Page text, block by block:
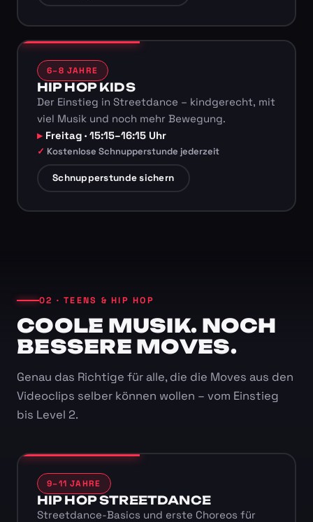
6–8 JAHRE
HIP HOP KIDS
Der Einstieg in Streetdance – kindgerecht, mit
viel Musik und noch mehr Bewegung.
Freitag · 15:15–16:15 Uhr
Kostenlose Schnupperstunde jederzeit
Schnupperstunde sichern
02 · TEENS & HIP HOP
COOLE MUSIK. NOCH
BESSERE MOVES.
Genau das Richtige für alle, die die Moves aus den
Videoclips selber können wollen – vom Einstieg
bis Level 2.
9–11 JAHRE
HIP HOP STREETDANCE
Streetdance-Basics und erste Choreos für